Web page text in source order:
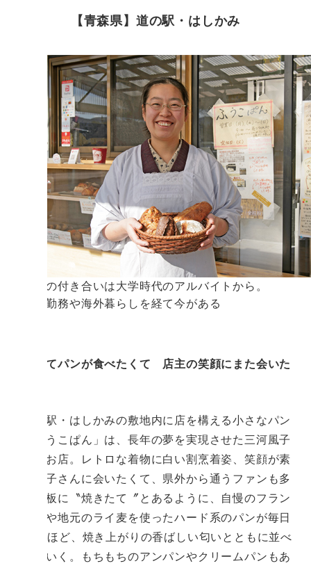
【青森県】道の駅・はしかみ
パンとの付き合いは大学時代のアルバイトから。
パン屋勤務や海外暮らしを経て今がある
焼きたてパンが食べたくて 店主の笑顔にまた会いた
道の駅・はしかみの敷地内に店を構える小さなパン
屋「ふうこぱん」は、長年の夢を実現させた三河風子
さんのお店。レトロな着物に白い割烹着姿、笑顔が素
敵な風子さんに会いたくて、県外から通うファンも多
い。看板に〝焼きたて〞とあるように、自慢のフラン
スパンや地元のライ麦を使ったハード系のパンが毎日
10種類ほど、焼き上がりの香ばしい匂いとともに並べ
られていく。もちもちのアンパンやクリームパンもあ